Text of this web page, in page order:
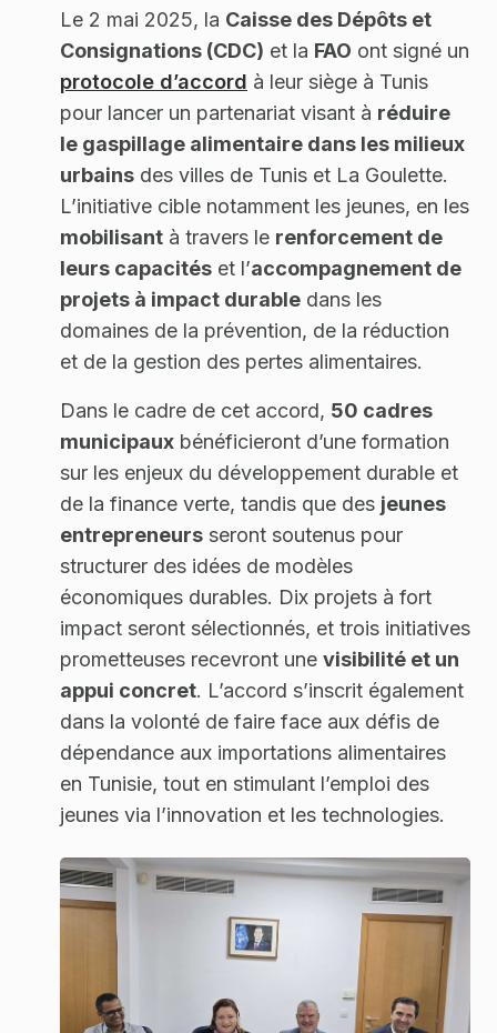
Le 2 mai 2025, la Caisse des Dépôts et
Consignations (CDC) et la FAO ont signé un
protocole d’accord à leur siège à Tunis
pour lancer un partenariat visant à réduire
le gaspillage alimentaire dans les milieux
urbains des villes de Tunis et La Goulette.
L’initiative cible notamment les jeunes, en les
mobilisant à travers le renforcement de
leurs capacités et l’accompagnement de
projets à impact durable dans les
domaines de la prévention, de la réduction
et de la gestion des pertes alimentaires.
Dans le cadre de cet accord, 50 cadres
municipaux bénéficieront d’une formation
sur les enjeux du développement durable et
de la finance verte, tandis que des jeunes
entrepreneurs seront soutenus pour
structurer des idées de modèles
économiques durables. Dix projets à fort
impact seront sélectionnés, et trois initiatives
prometteuses recevront une visibilité et un
appui concret. L’accord s’inscrit également
dans la volonté de faire face aux défis de
dépendance aux importations alimentaires
en Tunisie, tout en stimulant l’emploi des
jeunes via l’innovation et les technologies.